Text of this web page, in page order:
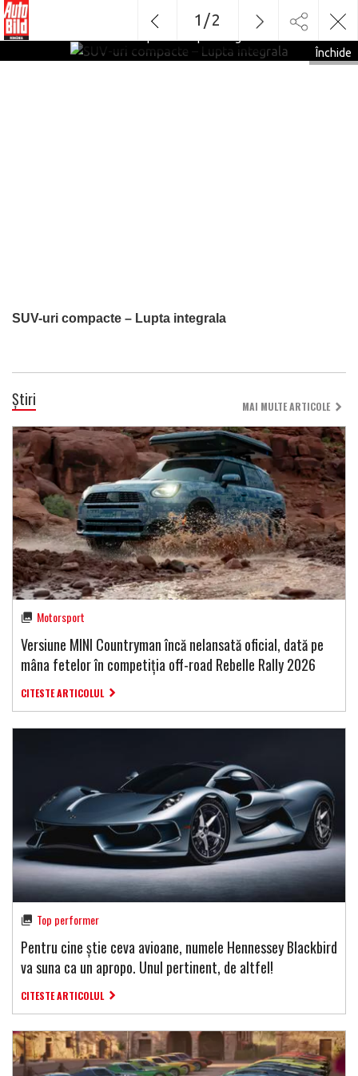
SUV-uri compacte – Lupta integrala
Închide
1 /2
Știri MAI MULTE ARTICOLE
Motorsport
Versiune MINI Countryman încă nelansată oficial, dată pe
mâna fetelor în competiția off-road Rebelle Rally 2026
CITESTE ARTICOLUL
Top performer
Pentru cine știe ceva avioane, numele Hennessey Blackbird
va suna ca un apropo. Unul pertinent, de altfel!
CITESTE ARTICOLUL